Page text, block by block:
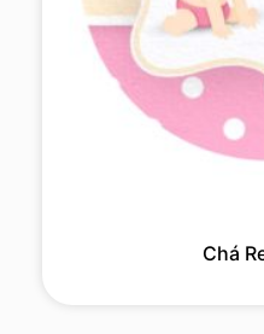
Chá